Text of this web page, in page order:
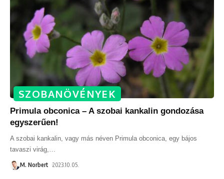
SZOBANÖVÉNYEK
Primula obconica – A szobai kankalin gondozása
egyszerűen!
A szobai kankalin, vagy más néven Primula obconica, egy bájos
tavaszi virág,
M. Norbert 2023.10.05.